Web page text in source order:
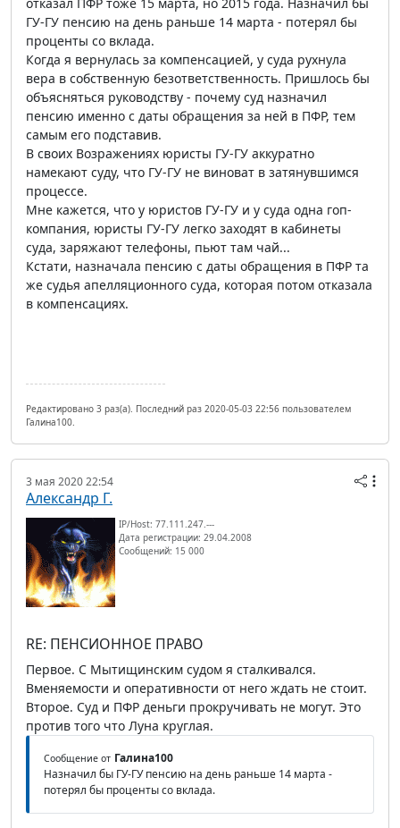
ГУ-ГУ пенсию на день раньше 14 марта - потерял бы
проценты со вклада.
Когда я вернулась за компенсацией, у суда рухнула
вера в собственную безответственность. Пришлось бы
объясняться руководству - почему суд назначил
пенсию именно с даты обращения за ней в ПФР, тем
самым его подставив.
В своих Возражениях юристы ГУ-ГУ аккуратно
намекают суду, что ГУ-ГУ не виноват в затянувшимся
процессе.
Мне кажется, что у юристов ГУ-ГУ и у суда одна гоп-
компания, юристы ГУ-ГУ легко заходят в кабинеты
суда, заряжают телефоны, пьют там чай...
Кстати, назначала пенсию с даты обращения в ПФР та
же судья апелляционного суда, которая потом отказала
в компенсациях.
Редактировано 3 раз(а). Последний раз 2020-05-03 22:56 пользователем
Галина100.
3 мая 2020 22:54
Александр Г.
IP/Host: 77.111.247.---
Дата регистрации: 29.04.2008
Сообщений: 15 000
RE: ПЕНСИОННОЕ ПРАВО
Первое. С Мытищинским судом я сталкивался.
Вменяемости и оперативности от него ждать не стоит.
Второе. Суд и ПФР деньги прокручивать не могут. Это
против того что Луна круглая.
Сообщение от Галина100
Назначил бы ГУ-ГУ пенсию на день раньше 14 марта -
потерял бы проценты со вклада.